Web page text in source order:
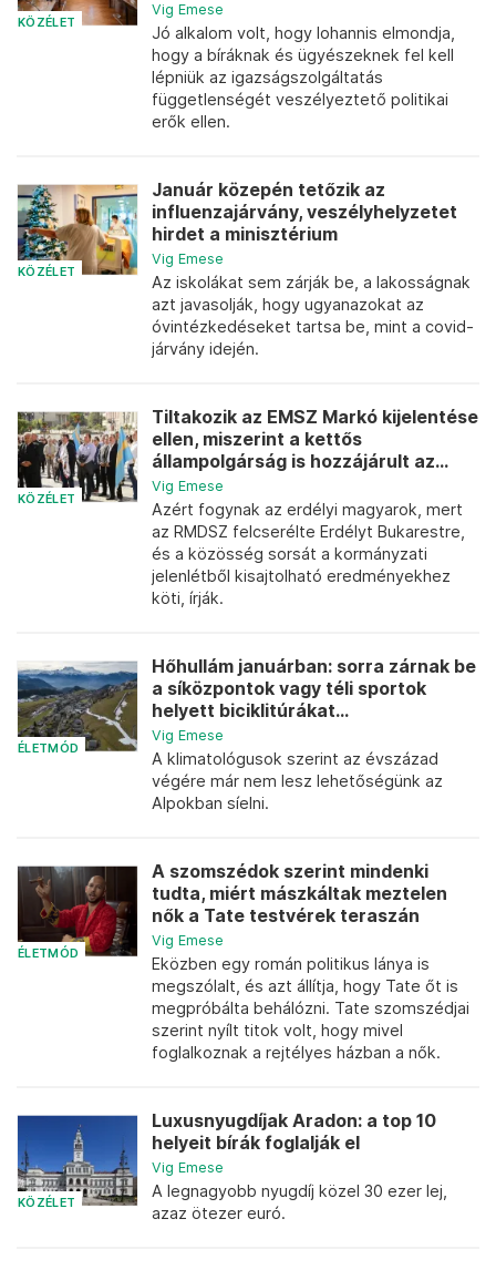
KÖZÉLET
Vig Emese
Jó alkalom volt, hogy Iohannis elmondja,
hogy a bíráknak és ügyészeknek fel kell
lépniük az igazságszolgáltatás
függetlenségét veszélyeztető politikai
erők ellen.
KÖZÉLET
Január közepén tetőzik az
influenzajárvány, veszélyhelyzetet
hirdet a minisztérium
Vig Emese
Az iskolákat sem zárják be, a lakosságnak
azt javasolják, hogy ugyanazokat az
óvintézkedéseket tartsa be, mint a covid-
járvány idején.
KÖZÉLET
Tiltakozik az EMSZ Markó kijelentése
ellen, miszerint a kettős
állampolgárság is hozzájárult az...
Vig Emese
Azért fogynak az erdélyi magyarok, mert
az RMDSZ felcserélte Erdélyt Bukarestre,
és a közösség sorsát a kormányzati
jelenlétből kisajtolható eredményekhez
köti, írják.
ÉLETMÓD
Hőhullám januárban: sorra zárnak be
a síközpontok vagy téli sportok
helyett biciklitúrákat...
Vig Emese
A klimatológusok szerint az évszázad
végére már nem lesz lehetőségünk az
Alpokban síelni.
ÉLETMÓD
A szomszédok szerint mindenki
tudta, miért mászkáltak meztelen
nők a Tate testvérek teraszán
Vig Emese
Eközben egy román politikus lánya is
megszólalt, és azt állítja, hogy Tate őt is
megpróbálta behálózni. Tate szomszédjai
szerint nyílt titok volt, hogy mivel
foglalkoznak a rejtélyes házban a nők.
KÖZÉLET
Luxusnyugdíjak Aradon: a top 10
helyeit bírák foglalják el
Vig Emese
A legnagyobb nyugdíj közel 30 ezer lej,
azaz ötezer euró.